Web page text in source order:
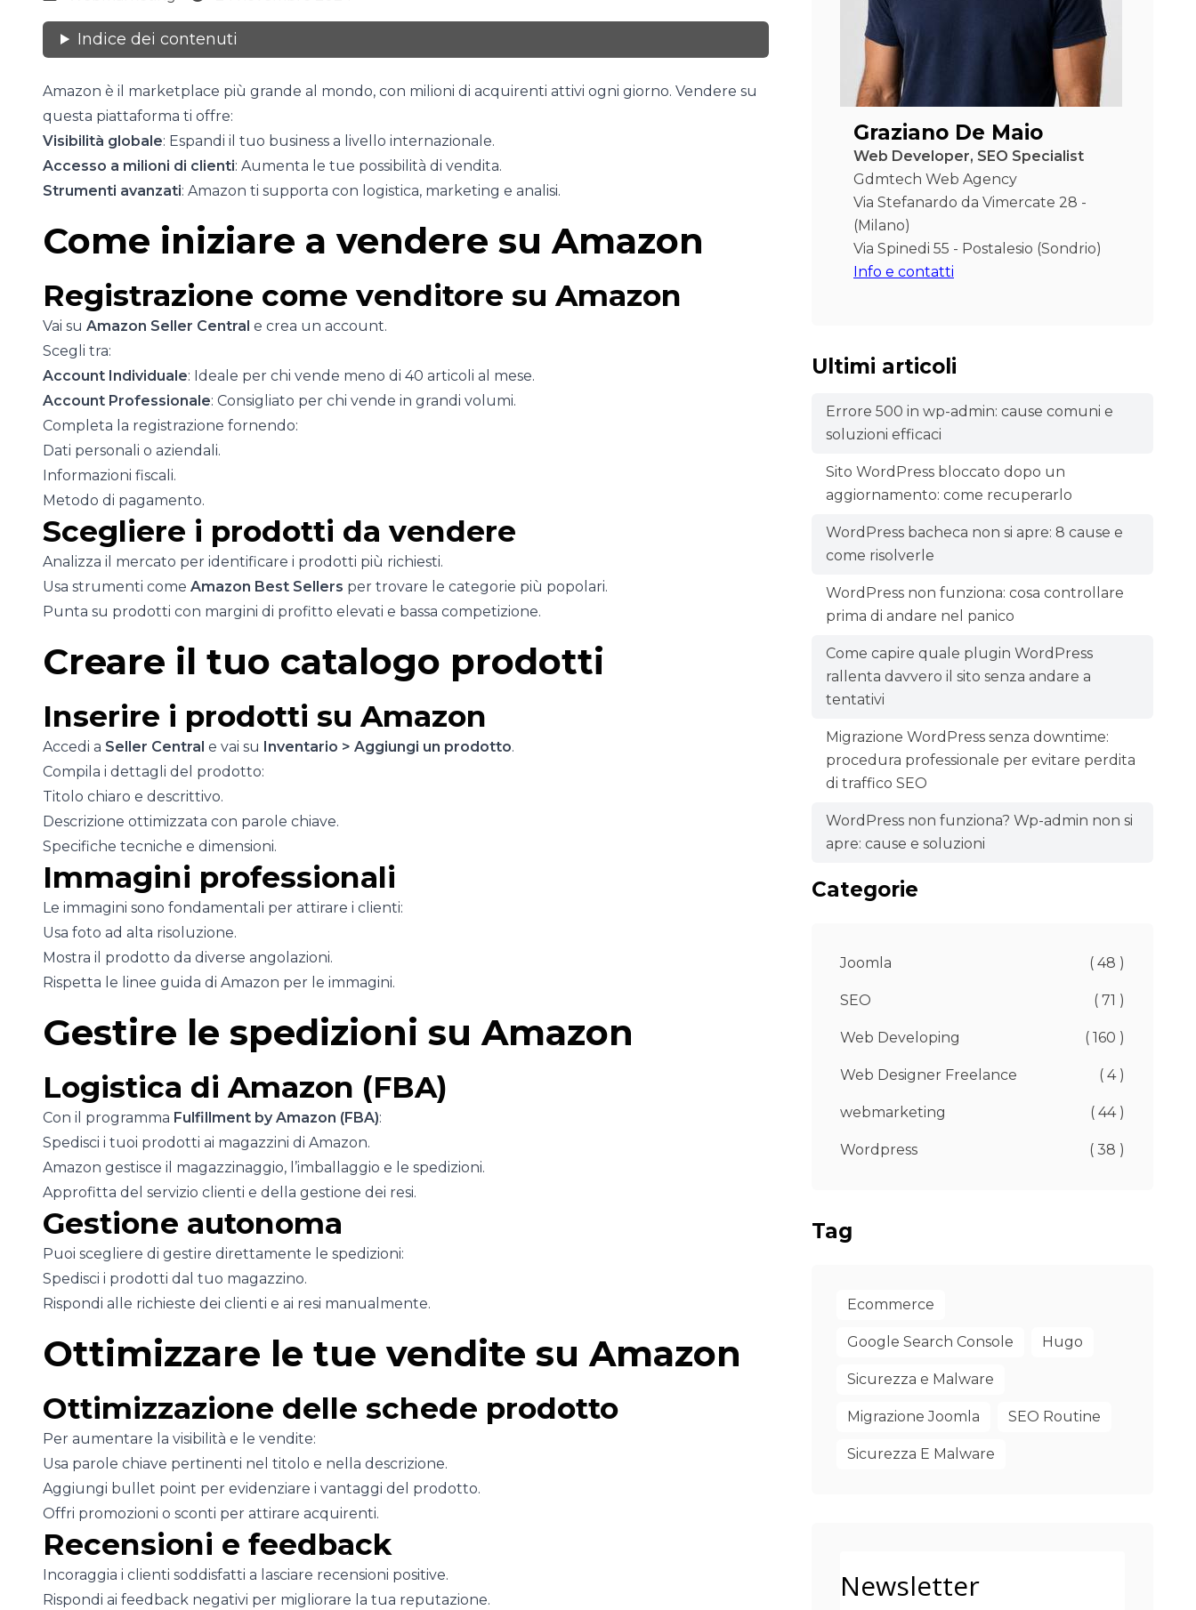
Indice dei contenuti
Amazon è il marketplace più grande al mondo, con milioni di acquirenti attivi ogni giorno. Vendere su
questa piattaforma ti offre:
Visibilità globale: Espandi il tuo business a livello internazionale.
Accesso a milioni di clienti: Aumenta le tue possibilità di vendita.
Strumenti avanzati: Amazon ti supporta con logistica, marketing e analisi.
Come iniziare a vendere su Amazon
Registrazione come venditore su Amazon
Vai su Amazon Seller Central e crea un account.
Scegli tra:
Account Individuale: Ideale per chi vende meno di 40 articoli al mese.
Account Professionale: Consigliato per chi vende in grandi volumi.
Completa la registrazione fornendo:
Dati personali o aziendali.
Informazioni fiscali.
Metodo di pagamento.
Scegliere i prodotti da vendere
Analizza il mercato per identificare i prodotti più richiesti.
Usa strumenti come Amazon Best Sellers per trovare le categorie più popolari.
Punta su prodotti con margini di profitto elevati e bassa competizione.
Creare il tuo catalogo prodotti
Inserire i prodotti su Amazon
Accedi a Seller Central e vai su Inventario > Aggiungi un prodotto.
Compila i dettagli del prodotto:
Titolo chiaro e descrittivo.
Descrizione ottimizzata con parole chiave.
Specifiche tecniche e dimensioni.
Immagini professionali
Le immagini sono fondamentali per attirare i clienti:
Usa foto ad alta risoluzione.
Mostra il prodotto da diverse angolazioni.
Rispetta le linee guida di Amazon per le immagini.
Gestire le spedizioni su Amazon
Logistica di Amazon (FBA)
Con il programma Fulfillment by Amazon (FBA):
Spedisci i tuoi prodotti ai magazzini di Amazon.
Amazon gestisce il magazzinaggio, l’imballaggio e le spedizioni.
Approfitta del servizio clienti e della gestione dei resi.
Gestione autonoma
Puoi scegliere di gestire direttamente le spedizioni:
Spedisci i prodotti dal tuo magazzino.
Rispondi alle richieste dei clienti e ai resi manualmente.
Ottimizzare le tue vendite su Amazon
Ottimizzazione delle schede prodotto
Per aumentare la visibilità e le vendite:
Usa parole chiave pertinenti nel titolo e nella descrizione.
Aggiungi bullet point per evidenziare i vantaggi del prodotto.
Offri promozioni o sconti per attirare acquirenti.
Recensioni e feedback
Incoraggia i clienti soddisfatti a lasciare recensioni positive.
Rispondi ai feedback negativi per migliorare la tua reputazione.
Graziano De Maio
Web Developer, SEO Specialist
Gdmtech Web Agency
Via Stefanardo da Vimercate 28 -
(Milano)
Via Spinedi 55 - Postalesio (Sondrio)
Info e contatti
Ultimi articoli
Errore 500 in wp-admin: cause comuni e
soluzioni efficaci
Sito WordPress bloccato dopo un
aggiornamento: come recuperarlo
WordPress bacheca non si apre: 8 cause e
come risolverle
WordPress non funziona: cosa controllare
prima di andare nel panico
Come capire quale plugin WordPress
rallenta davvero il sito senza andare a
tentativi
Migrazione WordPress senza downtime:
procedura professionale per evitare perdita
di traffico SEO
WordPress non funziona? Wp-admin non si
apre: cause e soluzioni
Categorie
Joomla ( 48 )
SEO ( 71 )
Web Developing ( 160 )
Web Designer Freelance ( 4 )
webmarketing ( 44 )
Wordpress ( 38 )
Tag
Ecommerce
Google Search Console Hugo
Sicurezza e Malware
Migrazione Joomla SEO Routine
Sicurezza E Malware
Newsletter